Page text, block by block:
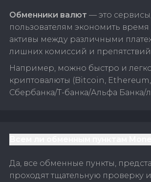
Обменники валют — это
пользователям экономить
активы между различными
лишних комиссий и препятствий.
Например, можно быстро и
криптовалюты (Bitcoin,
Сбербанка/Т-банка/Альфа Банка/
Да, все обменные пункты,
проходят тщательную проверку и